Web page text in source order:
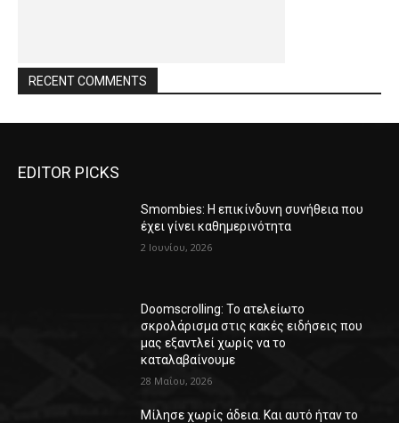
RECENT COMMENTS
EDITOR PICKS
Smombies: Η επικίνδυνη συνήθεια που
έχει γίνει καθημερινότητα
2 Ιουνίου, 2026
Doomscrolling: Το ατελείωτο
σκρολάρισμα στις κακές ειδήσεις που
μας εξαντλεί χωρίς να το
καταλαβαίνουμε
28 Μαΐου, 2026
Μίλησε χωρίς άδεια. Και αυτό ήταν το